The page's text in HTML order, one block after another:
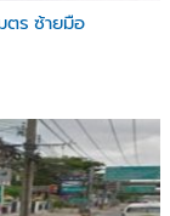
ตร ซ้ายมือ